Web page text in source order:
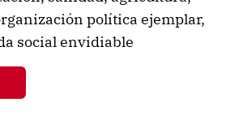
política ejemplar,
social envidiable